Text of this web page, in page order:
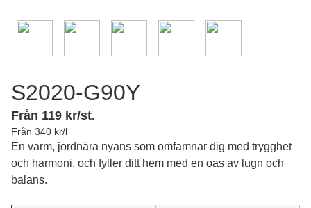
S2020-G90Y
Från 119 kr/st.
Från 340 kr/l
En varm, jordnära nyans som omfamnar dig med trygghet
och harmoni, och fyller ditt hem med en oas av lugn och
balans.